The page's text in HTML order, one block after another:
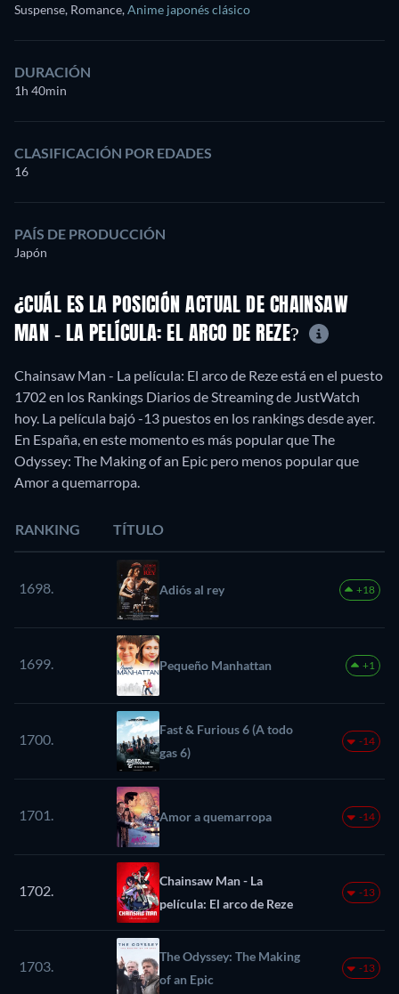
Suspense, Romance,Anime japonés clásico
DURACIÓN
1h 40min
CLASIFICACIÓN POR EDADES
16
PAÍS DE PRODUCCIÓN
Japón
¿CUÁL ES LA POSICIÓN ACTUAL DE CHAINSAW
MAN - LA PELÍCULA: EL ARCO DE REZE?
Chainsaw Man - La película: El arco de Reze está en el puesto
1702 en los Rankings Diarios de Streaming de JustWatch
hoy. La película bajó -13 puestos en los rankings desde ayer.
En España, en este momento es más popular que The
Odyssey: The Making of an Epic pero menos popular que
Amor a quemarropa.
RANKING TÍTULO
1698. Adiós al rey +18
1699. Pequeño Manhattan +1
1700.
Fast & Furious 6 (A todo
gas 6)
-14
1701. Amor a quemarropa -14
1702.
Chainsaw Man - La
película: El arco de Reze
-13
1703.
The Odyssey: The Making
of an Epic
-13